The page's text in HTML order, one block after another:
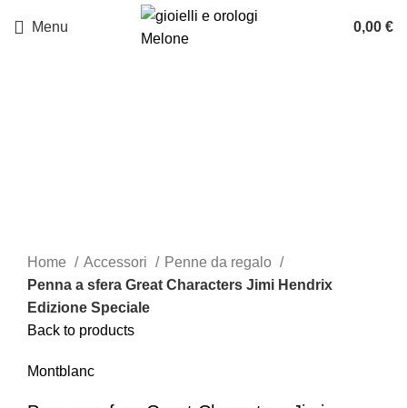
Menu 0,00 €
Home Accessori
Penne da regalo
Penna a sfera Great Characters Jimi Hendrix
Edizione Speciale
Back to products
Montblanc